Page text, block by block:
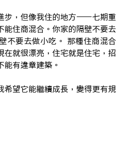
步，但像我住的地方——七期重
能住商混合。你家的隔壁不要去
不要去做小吃。 那種住商混合
在就很漂亮，住宅就是住宅，招
能有違章建築。
希望它能繼續成長，變得更有規